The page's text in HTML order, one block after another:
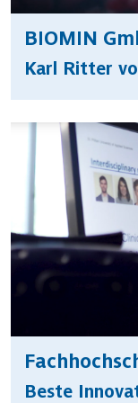
BIOMIN
Karl Ritter
Beste